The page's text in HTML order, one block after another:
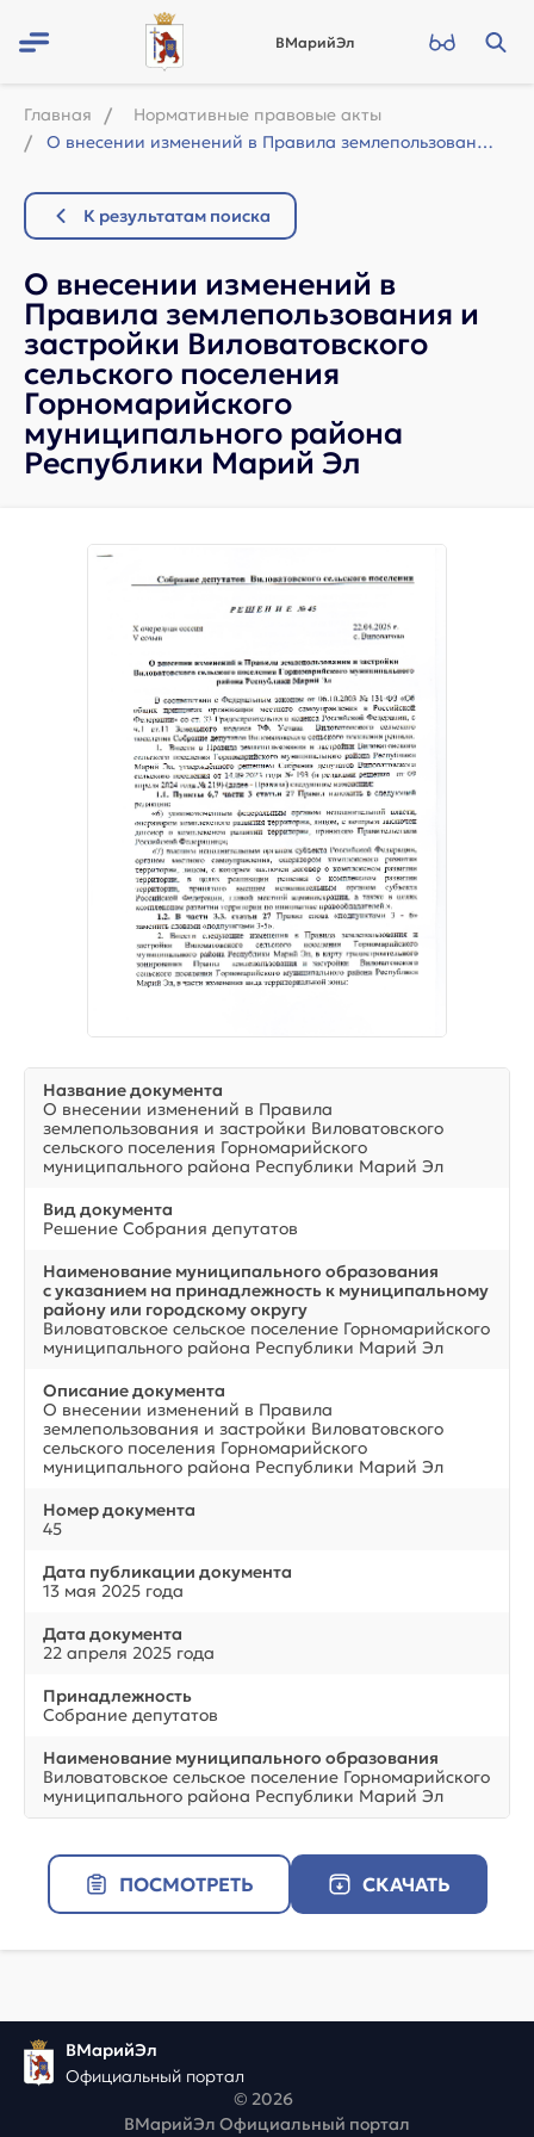
ВМарийЭл
Главная
Нормативные правовые акты
О внесении изменений в Правила землепользования и застройки Виловатовского сельс...
К результатам поиска
О внесении изменений в
Правила землепользования и
застройки Виловатовского
сельского поселения
Горномарийского
муниципального района
Республики Марий Эл
Название документа
О внесении изменений в Правила
землепользования и застройки Виловатовского
сельского поселения Горномарийского
муниципального района Республики Марий Эл
Вид документа
Решение Собрания депутатов
Наименование муниципального образования
с указанием на принадлежность к муниципальному
району или городскому округу
Виловатовское сельское поселение Горномарийского
муниципального района Республики Марий Эл
Описание документа
О внесении изменений в Правила
землепользования и застройки Виловатовского
сельского поселения Горномарийского
муниципального района Республики Марий Эл
Номер документа
45
Дата публикации документа
13 мая 2025 года
Дата документа
22 апреля 2025 года
Принадлежность
Собрание депутатов
Наименование муниципального образования
Виловатовское сельское поселение Горномарийского
муниципального района Республики Марий Эл
ПОСМОТРЕТЬ СКАЧАТЬ
ВМарийЭл
Официальный портал
© 2026
ВМарийЭл Официальный портал